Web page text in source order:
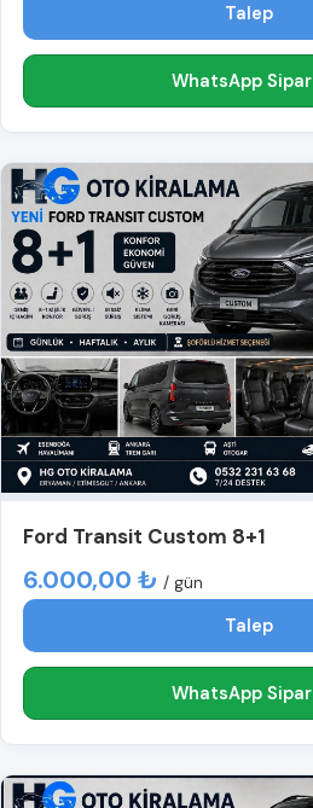
Talep
WhatsApp
Ford Transit Custom 8+1
6.000,00 ₺ / gün
Talep
WhatsApp